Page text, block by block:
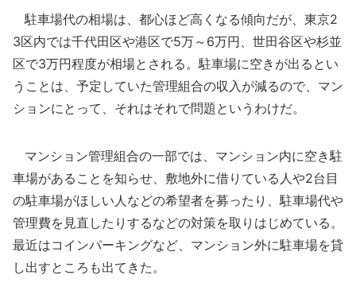
駐車場代の相場は、都心ほど高くなる傾向だが、東京2
3区内では千代田区や港区で5万～6万円、世田谷区や杉並
区で3万円程度が相場とされる。駐車場に空きが出るとい
うことは、予定していた管理組合の収入が減るので、マン
ションにとって、それはそれで問題というわけだ。
マンション管理組合の一部では、マンション内に空き駐
車場があることを知らせ、敷地外に借りている人や2台目
の駐車場がほしい人などの希望者を募ったり、駐車場代や
管理費を見直したりするなどの対策を取りはじめている。
最近はコインパーキングなど、マンション外に駐車場を貸
し出すところも出てきた。